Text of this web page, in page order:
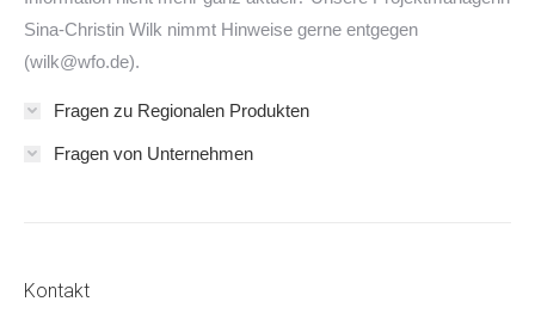
Sina-Christin Wilk nimmt Hinweise gerne entgegen
(wilk@wfo.de).
Fragen zu Regionalen Produkten
Fragen von Unternehmen
Kontakt